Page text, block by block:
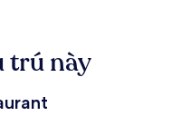
trú này